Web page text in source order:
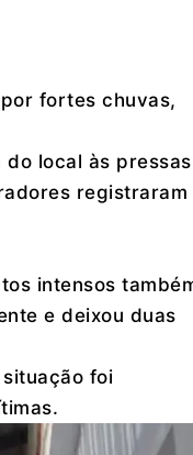
fortes chuvas,
local às
registraram
intensos
e deixou duas
foi